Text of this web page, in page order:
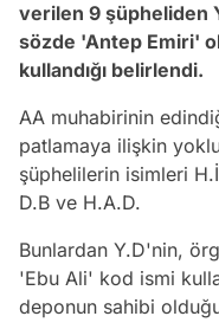
verilen 9 şüpheliden
sözde 'Antep Emiri'
kullandığı belirlendi.
AA muhabirinin
patlamaya ilişkin
şüphelilerin isimleri
D.B ve H.A.D.
Bunlardan Y.D'nin,
'Ebu Ali' kod ismi
deponun sahibi